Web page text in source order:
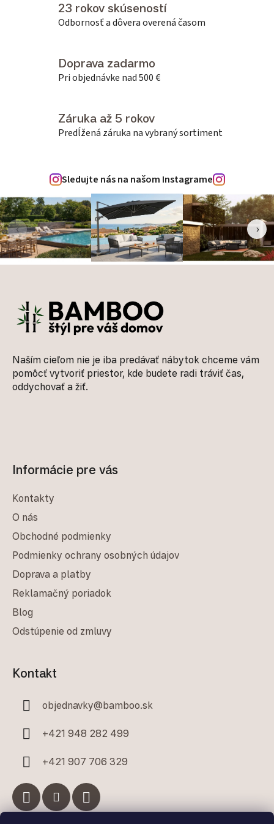
23 rokov skúseností
Odbornosť a dôvera overená časom
Doprava zadarmo
Pri objednávke nad 500 €
Záruka až 5 rokov
Predĺžená záruka na vybraný sortiment
Sledujte nás na našom Instagrame
‹ ›
Naším cieľom nie je iba predávať nábytok chceme vám
pomôcť vytvoriť priestor, kde budete radi tráviť čas,
oddychovať a žiť.
Informácie pre vás
Kontakty
O nás
Obchodné podmienky
Podmienky ochrany osobných údajov
Doprava a platby
Reklamačný poriadok
Blog
Odstúpenie od zmluvy
Kontakt
objednavky@bamboo.sk
+421 948 282 499
+421 907 706 329